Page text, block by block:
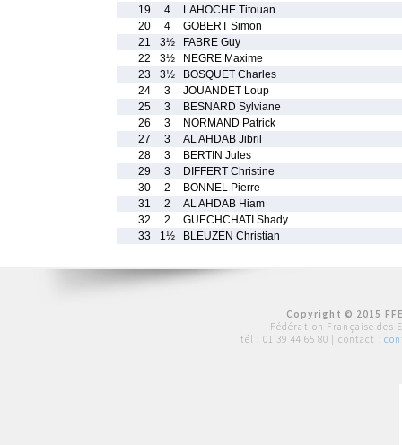
19
4
LAHOCHE Titouan
20
4
GOBERT Simon
21
3½
FABRE Guy
22
3½
NEGRE Maxime
23
3½
BOSQUET Charles
24
3
JOUANDET Loup
25
3
BESNARD Sylviane
26
3
NORMAND Patrick
27
3
AL AHDAB Jibril
28
3
BERTIN Jules
29
3
DIFFERT Christine
30
2
BONNEL Pierre
31
2
AL AHDAB Hiam
32
2
GUECHCHATI Shady
33
1½ BLEUZEN Christian
Copyright © 2015
Fédération Française des
tél : 01 39 44 65 80 | contact :